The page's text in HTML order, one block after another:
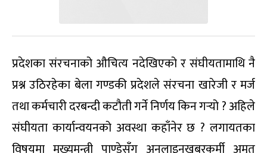
प्रदेशका संरचनाको औचित्य नदेखिएको र संघीयतामाथि नै
प्रश्न उठिरहेका बेला गण्डकी प्रदेशले संरचना खारेजी र मर्ज
तथा कर्मचारी दरबन्दी कटौती गर्ने निर्णय किन गर्‍यो ? अहिले
संघीयता कार्यान्वयनको अवस्था कहाँनेर छ ? लगायतका